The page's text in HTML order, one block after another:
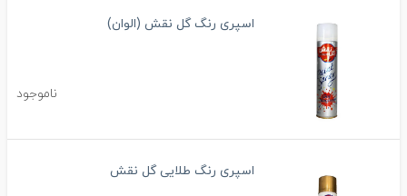
اسپری رنگ گل نقش (الوان)
ناموجود
اسپری رنگ طلایی گل نقش